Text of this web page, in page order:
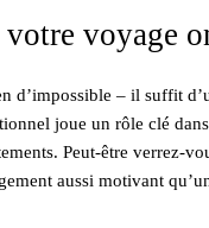
voyage
d’impossible – il suffit
joue un rôle clé
Peut-être verrez-
aussi motivant